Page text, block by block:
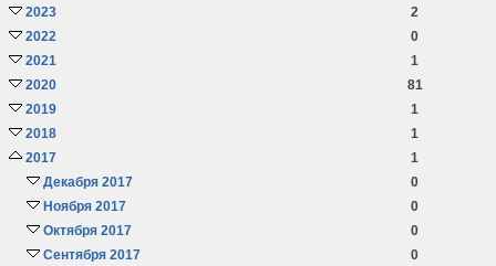
2023
2
2022
0
2021
1
2020
81
2019
1
2018
1
2017
1
Декабря 2017
0
Ноября 2017
0
Октября 2017
0
Сентября 2017
0